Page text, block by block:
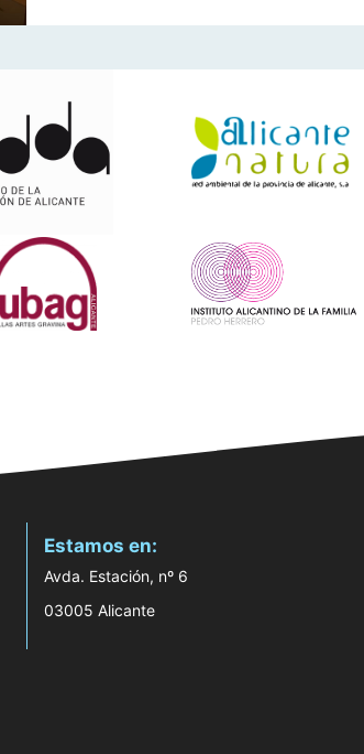
Estamos en:
Avda. Estación, nº 6
03005 Alicante